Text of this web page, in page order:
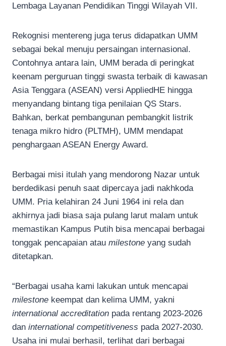
Lembaga Layanan Pendidikan Tinggi Wilayah VII.
Rekognisi mentereng juga terus didapatkan UMM
sebagai bekal menuju persaingan internasional.
Contohnya antara lain, UMM berada di peringkat
keenam perguruan tinggi swasta terbaik di kawasan
Asia Tenggara (ASEAN) versi AppliedHE hingga
menyandang bintang tiga penilaian QS Stars.
Bahkan, berkat pembangunan pembangkit listrik
tenaga mikro hidro (PLTMH), UMM mendapat
penghargaan ASEAN Energy Award.
Berbagai misi itulah yang mendorong Nazar untuk
berdedikasi penuh saat dipercaya jadi nakhkoda
UMM. Pria kelahiran 24 Juni 1964 ini rela dan
akhirnya jadi biasa saja pulang larut malam untuk
memastikan Kampus Putih bisa mencapai berbagai
tonggak pencapaian atau milestone yang sudah
ditetapkan.
“Berbagai usaha kami lakukan untuk mencapai
milestone keempat dan kelima UMM, yakni
international accreditation pada rentang 2023-2026
dan international competitiveness pada 2027-2030.
Usaha ini mulai berhasil, terlihat dari berbagai